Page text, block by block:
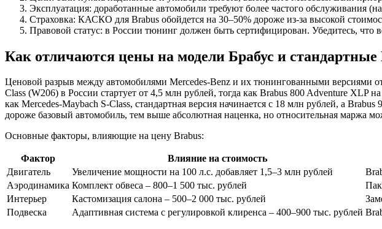
Эксплуатация: доработанные автомобили требуют более частого обслуживания
Страховка: КАСКО для Brabus обойдется на 30–50% дороже из-за высокой
Правовой статус: в России тюнинг должен быть сертифицирован. Убедитесь, что
Как отличаются цены на модели Брабус и стандартные
Ценовой разрыв между автомобилями Mercedes-Benz и их тюнингованными версиями
Class (W206) в России стартует от 4,5 млн рублей, тогда как Brabus 800 Adventure XLP
как Mercedes-Maybach S-Class, стандартная версия начинается с 18 млн рублей, а
дороже базовый автомобиль, тем выше абсолютная наценка, но относительная маржа
Основные факторы, влияющие на цену Brabus:
Фактор Влияние на стоимость
Двигатель
Увеличение мощности на 100 л.с. добавляет 1,5–3 млн рублей
Аэродинамика Комплект обвеса – 800–1 500 тыс. рублей
Интерьер
Кастомизация салона – 500–2 000 тыс. рублей
Подвеска
Адаптивная система с регулировкой клиренса – 400–900 тыс. рублей